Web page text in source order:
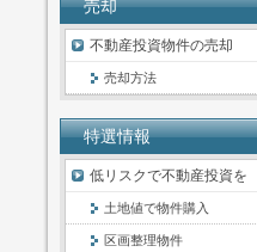
売却
不動産投資物件の売却
売却方法
特選情報
低リスクで不動産投資を
土地値で物件購入
区画整理物件